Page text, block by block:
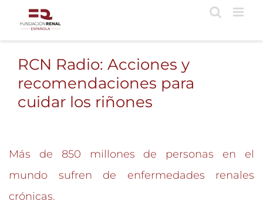
contenido
RCN Radio: Acciones y
recomendaciones para
cuidar los riñones
Más de 850 millones de personas en el
mundo sufren de enfermedades renales
crónicas.